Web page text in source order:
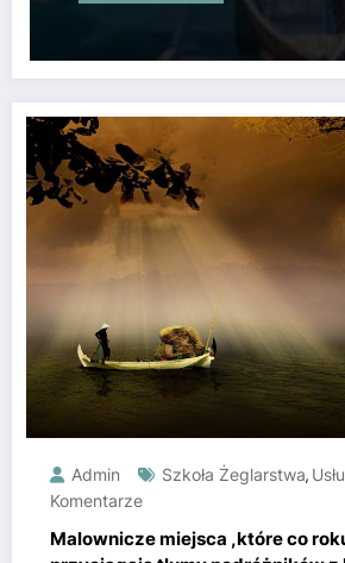
Admin Szkoła Żeglarstwa,
Komentarze
Malownicze miejsca ,które co